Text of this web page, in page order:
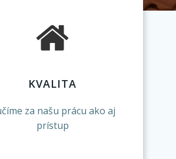
KVALITA
za našu prácu ako aj
prístup